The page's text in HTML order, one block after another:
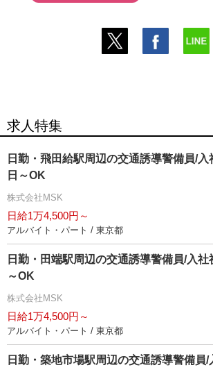
求人特集
日勤・飛田給駅周辺の交通誘導警備員/
日～OK
株式会社MSK
日給1万4,500円～
アルバイト・パート / 東京都
日勤・田端駅周辺の交通誘導警備員/入社
～OK
株式会社MSK
日給1万4,500円～
アルバイト・パート / 東京都
日勤・築地市場駅周辺の交通誘導警備員/